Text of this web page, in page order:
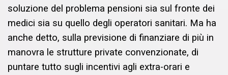
soluzione del problema pensioni sia sul fronte dei
medici sia su quello degli operatori sanitari. Ma ha
anche detto, sulla previsione di finanziare di più in
manovra le strutture private convenzionate, di
puntare tutto sugli incentivi agli extra-orari e